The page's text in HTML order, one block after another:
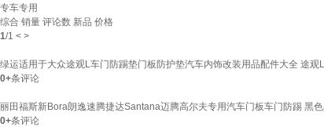
专车专用
综合 销量 评论数 新品 价格
1/1 < >
绿运适用于大众途观L车门防踢垫门板防护垫汽车内饰改装用品配件大全 途
0+条评论
丽田福斯新Bora朗逸速腾捷达Santana迈腾高尔夫专用汽车门板车门防踢 黑色
0+条评论